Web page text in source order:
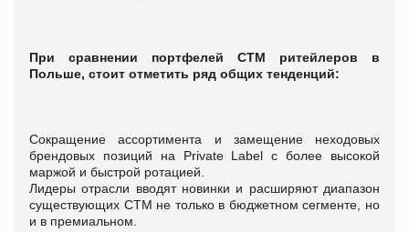
При сравнении портфелей СТМ ритейлеров в
Польше, стоит отметить ряд общих тенденций:
Сокращение ассортимента и замещение неходовых
брендовых позиций на Private Label с более высокой
маржой и быстрой ротацией.
Лидеры отрасли вводят новинки и расширяют диапазон
существующих СТМ не только в бюджетном сегменте, но
и в премиальном.